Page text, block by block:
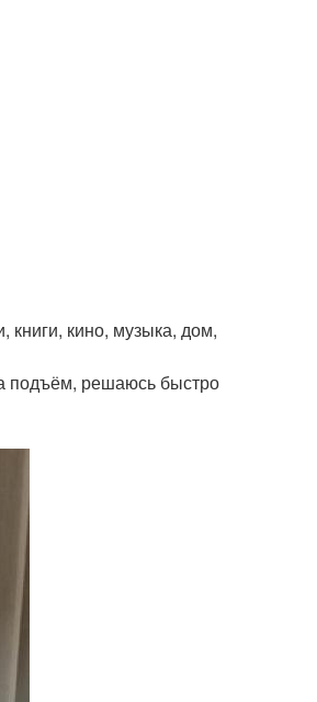
книги, кино, музыка, дом,
подъём, решаюсь быстро